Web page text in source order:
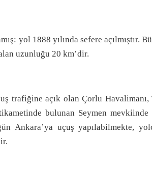
yol 1888 yılında sefere açılmıştır.
uzunluğu 20 km’dir.
trafiğine açık olan Çorlu
bulunan Seymen mevkiinde
Ankara’ya uçuş yapılabilmekte,